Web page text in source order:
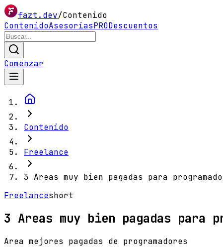
fazt.dev/Contenido
ContenidoAsesoríasPRODescuentos
Comenzar
Contenido
Freelance
3 Areas muy bien pagadas para
Freelanceshort
3 Areas muy bien pagadas para
Area mejores pagadas de programadores